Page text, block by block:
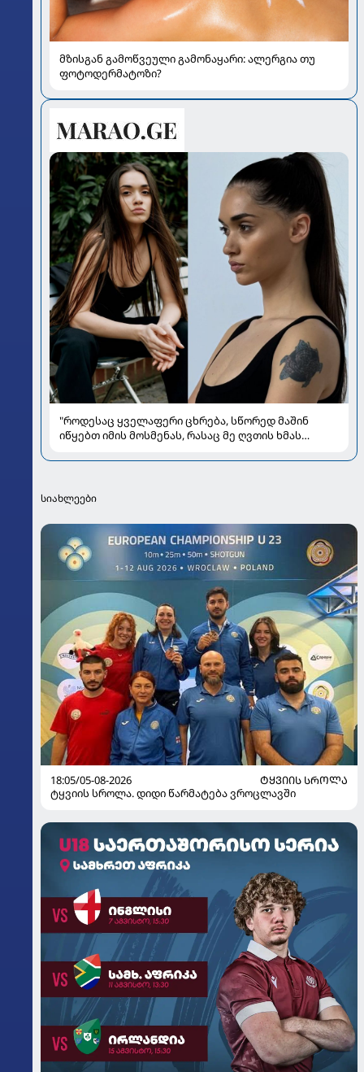
მზისგან გამოწვეული გამონაყარი: ალერგია თუ
ფოტოდერმატოზი?
"როდესაც ყველაფერი ცხრება, სწორედ მაშინ
იწყებთ იმის მოსმენას, რასაც მე ღვთის ხმას
საზოგადოებას
სიახლეები
18:05/05-08-2026
ᲢᲧᲕᲘᲘᲡ ᲡᲠᲝᲚᲐ
ტყვიის სროლა. დიდი წარმატება ვროცლავში